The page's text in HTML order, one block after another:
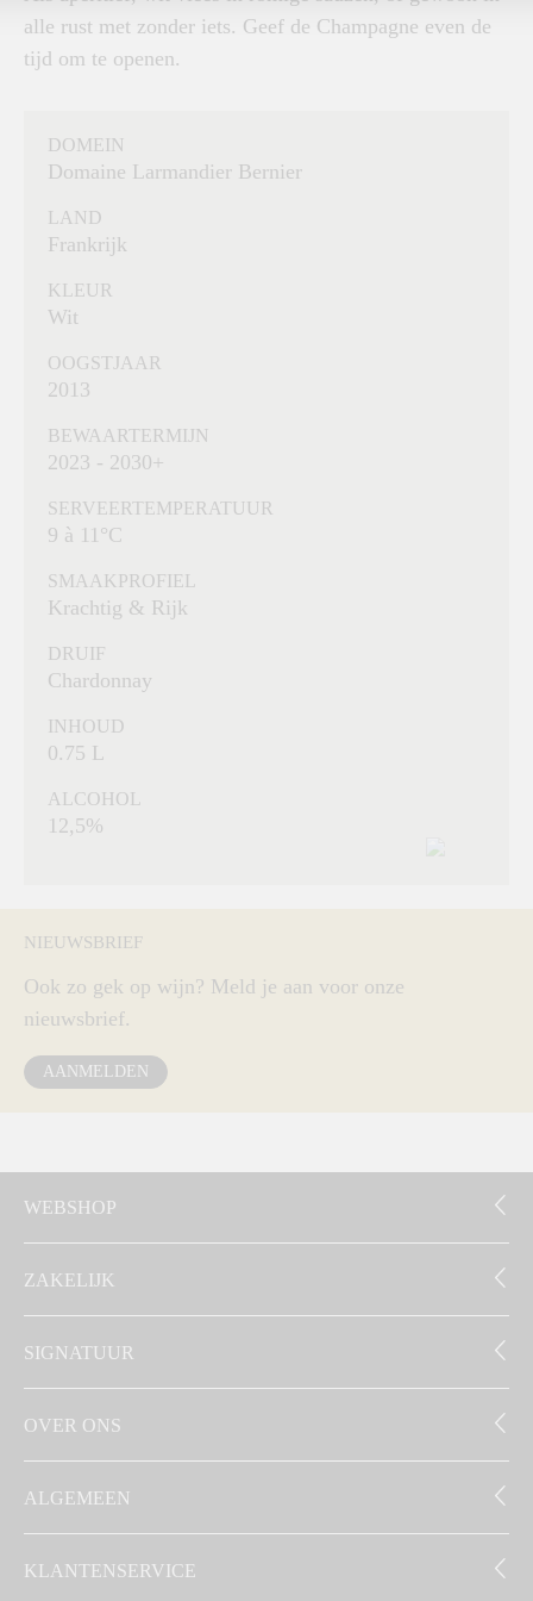
alle rust met zonder iets. Geef de Champagne even de
tijd om te openen.
DOMEIN
Domaine Larmandier Bernier
LAND
Frankrijk
KLEUR
Wit
OOGSTJAAR
2013
BEWAARTERMIJN
2023 - 2030+
SERVEERTEMPERATUUR
9 à 11°C
SMAAKPROFIEL
Krachtig & Rijk
DRUIF
Chardonnay
INHOUD
0.75 L
ALCOHOL
12,5%
NIEUWSBRIEF
Ook zo gek op wijn? Meld je aan voor onze
nieuwsbrief.
AANMELDEN
WEBSHOP
ZAKELIJK
SIGNATUUR
OVER ONS
ALGEMEEN
KLANTENSERVICE